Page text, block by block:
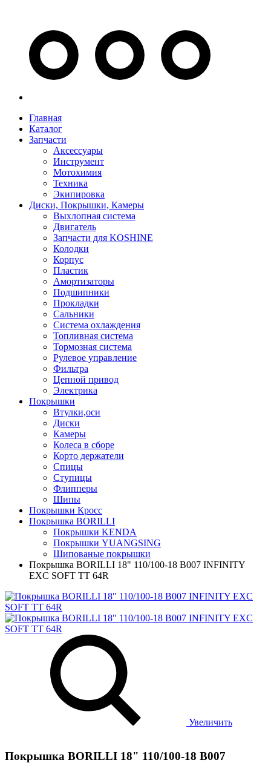
Главная
Каталог
Запчасти
Аксессуары
Инструмент
Мотохимия
Техника
Экипировка
Диски, Покрышки, Камеры
Выхлопная система
Двигатель
Запчасти для KOSHINE
Колодки
Корпус
Пластик
Амортизаторы
Подшипники
Прокладки
Сальники
Система охлаждения
Топливная система
Тормозная система
Рулевое управление
Фильтра
Цепной привод
Электрика
Покрышки
Втулки,оси
Диски
Камеры
Колеса в сборе
Корто держатели
Спицы
Ступицы
Флипперы
Шипы
Покрышки Кросс
Покрышка BORILLI
Покрышки KENDA
Покрышки YUANGSING
Шипованые покрышки
Покрышка BORILLI 18" 110/100-18 B007 INFINITY
EXC SOFT TT 64R
Увеличить
Покрышка BORILLI 18" 110/100-18 B007